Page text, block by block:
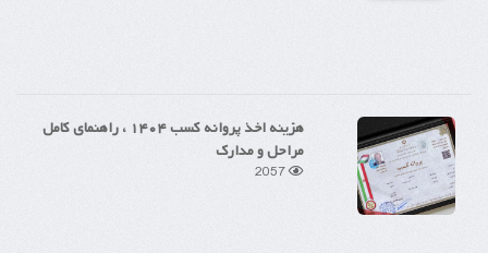
هزینه اخذ پروانه کسب ۱۴۰۴ ، راهنمای کامل
مراحل و مدارک
2057